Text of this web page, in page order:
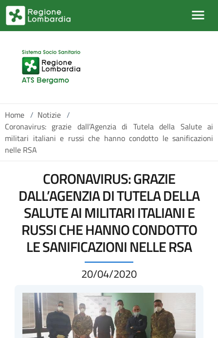
Salta al contenuto principale
Home / Notizie /
Coronavirus: grazie dall’Agenzia di Tutela della Salute ai
militari italiani e russi che hanno condotto le sanificazioni
nelle RSA
CORONAVIRUS: GRAZIE
DALL’AGENZIA DI TUTELA DELLA
SALUTE AI MILITARI ITALIANI E
RUSSI CHE HANNO CONDOTTO
LE SANIFICAZIONI NELLE RSA
20/04/2020